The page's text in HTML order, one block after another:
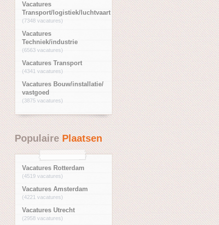
Vacatures
Transport/logistiek/luchtvaart
(7348 vacatures)
Vacatures
Techniek/industrie
(6563 vacatures)
Vacatures Transport
(4341 vacatures)
Vacatures Bouw/installatie/
vastgoed
(3875 vacatures)
PopulairePlaatsen
Vacatures Rotterdam
(4519 vacatures)
Vacatures Amsterdam
(4221 vacatures)
Vacatures Utrecht
(2958 vacatures)